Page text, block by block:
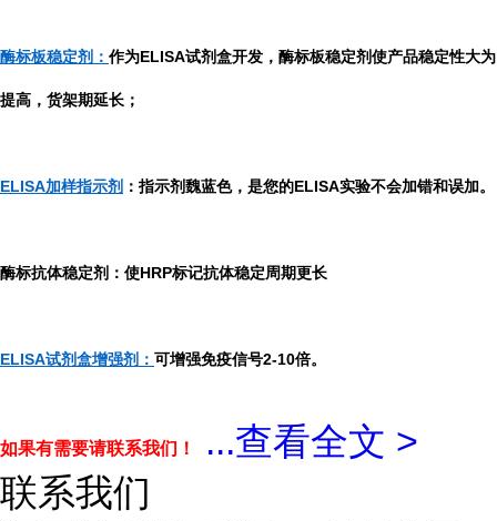
酶标板稳定剂： 作为ELISA试剂盒开发，酶标板稳定剂使产品稳定性大为
提高，货架期延长；
ELISA加样指示剂 ：指示剂魏蓝色，是您的ELISA实验不会加错和误加。
酶标抗体稳定剂：使HRP标记抗体稳定周期更长
ELISA试剂盒增强剂： 可增强免疫信号2-10倍。
如果有需要请联系我们！ ...查看全文 >
联系我们